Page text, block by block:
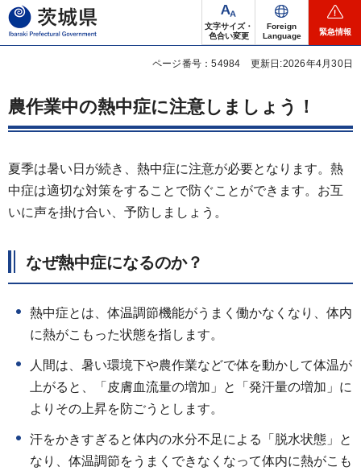
茨城県
文字サイズ・
色合い変更
Foreign
Language
緊急情報
ページ番号：54984 更新日:2026年4月30日
農作業中の熱中症に注意しましょう！
夏季は暑い日が続き、熱中症に注意が必要となります。熱
中症は適切な対策をすることで防ぐことができます。お互
いに声を掛け合い、予防しましょう。
なぜ熱中症になるのか？
熱中症とは、体温調節機能がうまく働かなくなり、体内
に熱がこもった状態を指します。
人間は、暑い環境下や農作業などで体を動かして体温が
上がると、「皮膚血流量の増加」と「発汗量の増加」に
よりその上昇を防ごうとします。
汗をかきすぎると体内の水分不足による「脱水状態」と
なり、体温調節をうまくできなくなって体内に熱がこも